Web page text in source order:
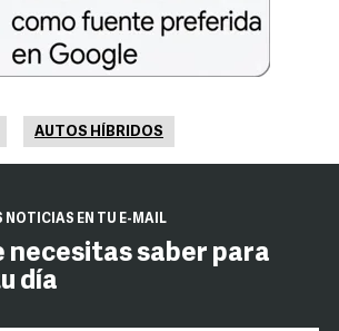
AUTOS HÍBRIDOS
NOTICIAS EN TU E-MAIL
necesitas saber para
día